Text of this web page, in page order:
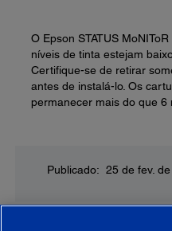
O Epson STATUS
níveis de tinta estejam
Certifique-se de retirar
antes de instalá-lo. Os
permanecer mais do que 6
Publicado: 25 de fev. de